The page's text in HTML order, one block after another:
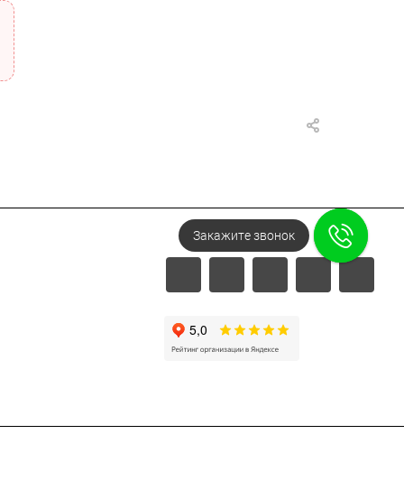
Закажите звонок Напишите в Telegram!